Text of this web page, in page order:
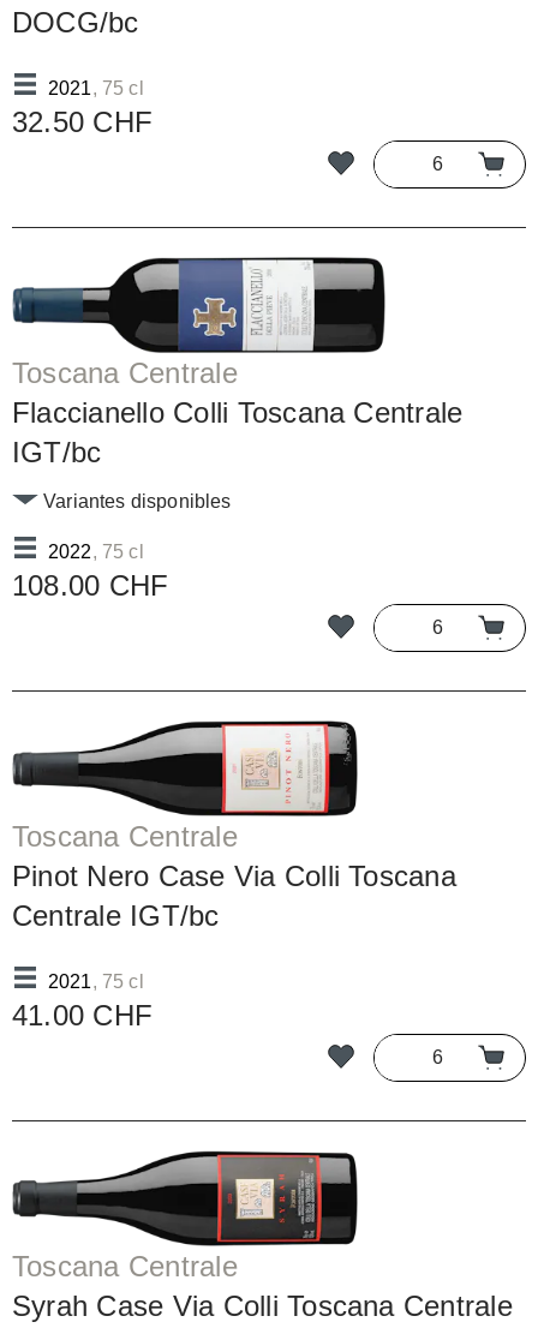
DOCG/bc
2021, 75 cl
32.50 CHF
Toscana Centrale
Flaccianello Colli Toscana Centrale
IGT/bc
2022, 75 cl
Variantes disponibles
108.00 CHF
Toscana Centrale
Pinot Nero Case Via Colli Toscana
Centrale IGT/bc
2021, 75 cl
41.00 CHF
Toscana Centrale
Syrah Case Via Colli Toscana Centrale